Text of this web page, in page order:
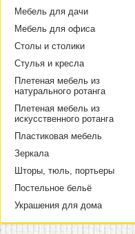
Мебель для дачи
Мебель для офиса
Столы и столики
Стулья и кресла
Плетеная мебель из
натурального ротанга
Плетеная мебель из
искусственного ротанга
Пластиковая мебель
Зеркала
Шторы, тюль, портьеры
Постельное бельё
Украшения для дома